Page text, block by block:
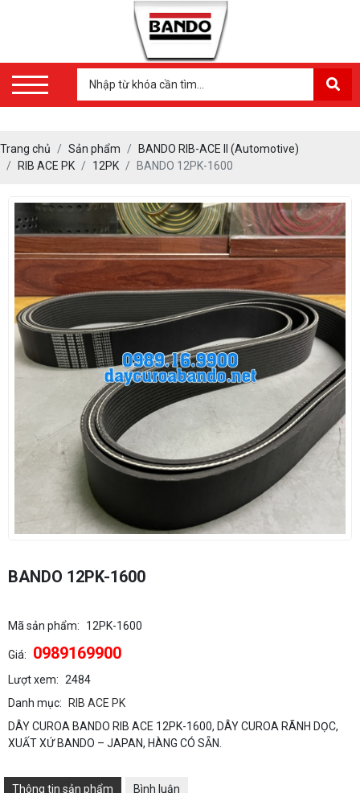
Trang chủ Sản phẩm
BANDO RIB-ACE II (Automotive)
RIB ACE PK
12PK BANDO 12PK-1600
BANDO 12PK-1600
Mã sản phẩm: 12PK-1600
Giá: 0989169900
Lượt xem: 2484
Danh mục:
RIB ACE PK
DÂY CUROA BANDO RIB ACE 12PK-1600, DÂY CUROA RÃNH DỌC,
XUẤT XỨ BANDO – JAPAN, HÀNG CÓ SẴN.
Thông tin sản phẩm
Bình luận